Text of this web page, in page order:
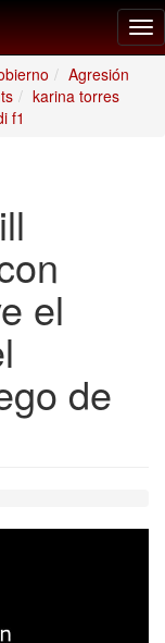
Agresión
karina torres
f1
el
de